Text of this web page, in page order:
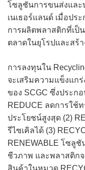
โซลูชันการขนส่งแล
เนเธอร์แลนด์ เมื่อปร
การผลิตพลาสติกที่เป็
ตลาดในยุโรปและสร้
การลงทุนใน
จะเสริมความแข็งแก
ของ SCGC ซึ่งประก
REDUCE ลดการใช้
ประโยชน์สูงสุด (2)
รีไซเคิลได้ (3)
RENEWABLE โซลู
ชีวภาพ และพลาสติก